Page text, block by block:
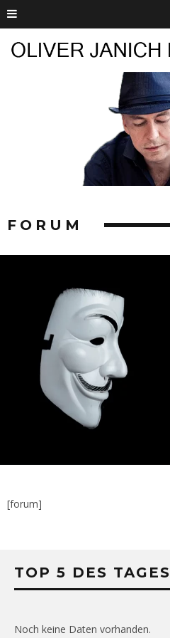
FORUM
[forum]
TOP 5 DES TAGES
Noch keine Daten vorhanden.